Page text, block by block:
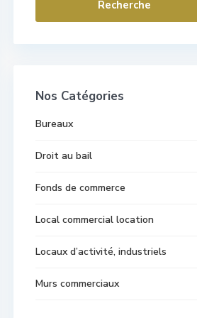
Recherche
Nos Catégories
Bureaux
Droit au bail
Fonds de commerce
Local commercial location
Locaux d’activité, industriels
Murs commerciaux